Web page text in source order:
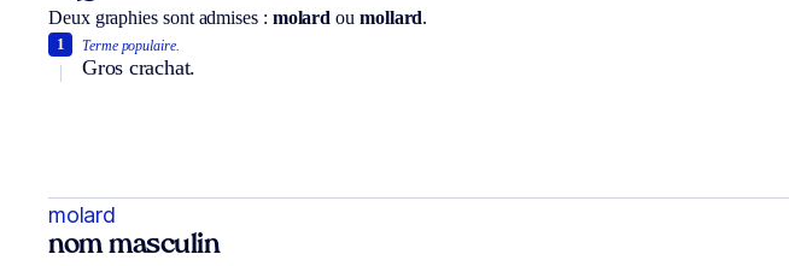
Deux graphies sont admises : molard ou mollard.
Terme populaire.
Gros crachat.
1
molard
nom masculin